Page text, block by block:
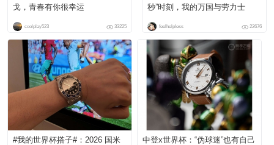
戈，青春有你很幸运
coolplay523 33225
秒”时刻，我的万国与劳力士
feelhelpless 22676
#我的世界杯搭子#：2026 国米
中登x世界杯：“伪球迷”也有自己